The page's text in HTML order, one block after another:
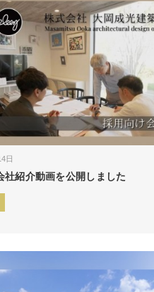
日
社紹介動画を公開しました